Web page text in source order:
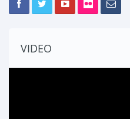
VIDEO